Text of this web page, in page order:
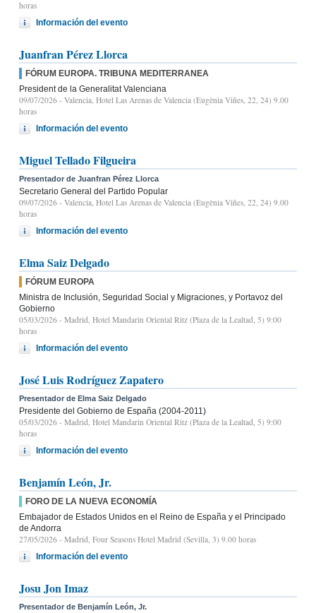
horas
Información del evento
Juanfran Pérez Llorca
FÓRUM EUROPA. TRIBUNA MEDITERRANEA
President de la Generalitat Valenciana
09/07/2026 - Valencia, Hotel Las Arenas de Valencia (Eugènia Viñes, 22, 24) 9.00
horas
Información del evento
Miguel Tellado Filgueira
Presentador de Juanfran Pérez Llorca
Secretario General del Partido Popular
09/07/2026 - Valencia, Hotel Las Arenas de Valencia (Eugènia Viñes, 22, 24) 9.00
horas
Información del evento
Elma Saiz Delgado
FÓRUM EUROPA
Ministra de Inclusión, Seguridad Social y Migraciones, y Portavoz del
Gobierno
05/03/2026 - Madrid, Hotel Mandarin Oriental Ritz (Plaza de la Lealtad, 5) 9:00
horas
Información del evento
José Luis Rodríguez Zapatero
Presentador de Elma Saiz Delgado
Presidente del Gobierno de España (2004-2011)
05/03/2026 - Madrid, Hotel Mandarin Oriental Ritz (Plaza de la Lealtad, 5) 9:00
horas
Información del evento
Benjamín León, Jr.
FORO DE LA NUEVA ECONOMÍA
Embajador de Estados Unidos en el Reino de España y el Principado
de Andorra
27/05/2026 - Madrid, Four Seasons Hotel Madrid (Sevilla, 3) 9.00 horas
Información del evento
Josu Jon Imaz
Presentador de Benjamín León, Jr.